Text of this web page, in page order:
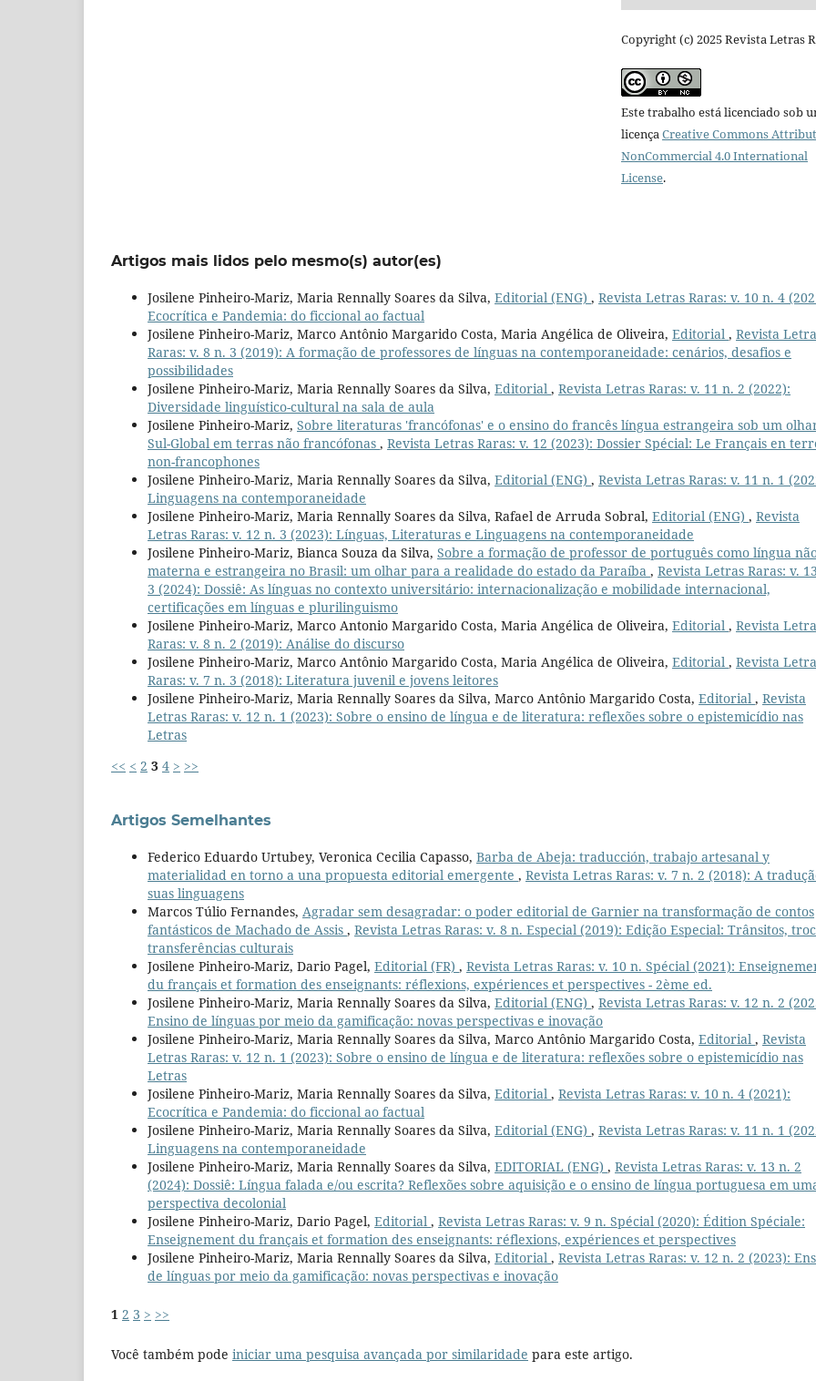
Copyright (c) 2025 Revista Letras
Este trabalho está licenciado sob
licençaCreative Commons
NonCommercial 4.0 International
License.
Artigos mais lidos pelo mesmo(s) autor(es)
Josilene Pinheiro-Mariz, Maria Rennally Soares da Silva, Editorial (ENG) , Revista Letras Raras: v. 10 n. 4
Ecocrítica e Pandemia: do ficcional ao factual
Josilene Pinheiro-Mariz, Marco Antônio Margarido Costa, Maria Angélica de Oliveira, Editorial , Revista
Raras: v. 8 n. 3 (2019): A formação de professores de línguas na contemporaneidade: cenários, desafios e
possibilidades
Josilene Pinheiro-Mariz, Maria Rennally Soares da Silva, Editorial , Revista Letras Raras: v. 11 n. 2 (2022):
Diversidade linguístico-cultural na sala de aula
Josilene Pinheiro-Mariz, Sobre literaturas 'francófonas' e o ensino do francês língua estrangeira sob um
Sul-Global em terras não francófonas , Revista Letras Raras: v. 12 (2023): Dossier Spécial: Le Français en
non-francophones
Josilene Pinheiro-Mariz, Maria Rennally Soares da Silva, Editorial (ENG) , Revista Letras Raras: v. 11 n. 1
Linguagens na contemporaneidade
Josilene Pinheiro-Mariz, Maria Rennally Soares da Silva, Rafael de Arruda Sobral, Editorial (ENG) , Revista
Letras Raras: v. 12 n. 3 (2023): Línguas, Literaturas e Linguagens na contemporaneidade
Josilene Pinheiro-Mariz, Bianca Souza da Silva, Sobre a formação de professor de português como língua
materna e estrangeira no Brasil: um olhar para a realidade do estado da Paraíba , Revista Letras Raras: v.
3 (2024): Dossiê: As línguas no contexto universitário: internacionalização e mobilidade internacional,
certificações em línguas e plurilinguismo
Josilene Pinheiro-Mariz, Marco Antonio Margarido Costa, Maria Angélica de Oliveira, Editorial , Revista
Raras: v. 8 n. 2 (2019): Análise do discurso
Josilene Pinheiro-Mariz, Marco Antônio Margarido Costa, Maria Angélica de Oliveira, Editorial , Revista
Raras: v. 7 n. 3 (2018): Literatura juvenil e jovens leitores
Josilene Pinheiro-Mariz, Maria Rennally Soares da Silva, Marco Antônio Margarido Costa, Editorial , Revista
Letras Raras: v. 12 n. 1 (2023): Sobre o ensino de língua e de literatura: reflexões sobre o epistemicídio nas
Letras
<< < 2 3 4 > >>
Artigos Semelhantes
Federico Eduardo Urtubey, Veronica Cecilia Capasso, Barba de Abeja: traducción, trabajo artesanal y
materialidad en torno a una propuesta editorial emergente , Revista Letras Raras: v. 7 n. 2 (2018): A
suas linguagens
Marcos Túlio Fernandes, Agradar sem desagradar: o poder editorial de Garnier na transformação de contos
fantásticos de Machado de Assis , Revista Letras Raras: v. 8 n. Especial (2019): Edição Especial: Trânsitos,
transferências culturais
Josilene Pinheiro-Mariz, Dario Pagel, Editorial (FR) , Revista Letras Raras: v. 10 n. Spécial (2021):
du français et formation des enseignants: réflexions, expériences et perspectives - 2ème ed.
Josilene Pinheiro-Mariz, Maria Rennally Soares da Silva, Editorial (ENG) , Revista Letras Raras: v. 12 n. 2
Ensino de línguas por meio da gamificação: novas perspectivas e inovação
Josilene Pinheiro-Mariz, Maria Rennally Soares da Silva, Marco Antônio Margarido Costa, Editorial , Revista
Letras Raras: v. 12 n. 1 (2023): Sobre o ensino de língua e de literatura: reflexões sobre o epistemicídio nas
Letras
Josilene Pinheiro-Mariz, Maria Rennally Soares da Silva, Editorial , Revista Letras Raras: v. 10 n. 4 (2021):
Ecocrítica e Pandemia: do ficcional ao factual
Josilene Pinheiro-Mariz, Maria Rennally Soares da Silva, Editorial (ENG) , Revista Letras Raras: v. 11 n. 1
Linguagens na contemporaneidade
Josilene Pinheiro-Mariz, Maria Rennally Soares da Silva, EDITORIAL (ENG) , Revista Letras Raras: v. 13 n. 2
(2024): Dossiê: Língua falada e/ou escrita? Reflexões sobre aquisição e o ensino de língua portuguesa em
perspectiva decolonial
Josilene Pinheiro-Mariz, Dario Pagel, Editorial , Revista Letras Raras: v. 9 n. Spécial (2020): Édition Spéciale:
Enseignement du français et formation des enseignants: réflexions, expériences et perspectives
Josilene Pinheiro-Mariz, Maria Rennally Soares da Silva, Editorial , Revista Letras Raras: v. 12 n. 2 (2023):
de línguas por meio da gamificação: novas perspectivas e inovação
1 2 3 > >>
Você também pode iniciar uma pesquisa avançada por similaridade para este artigo.